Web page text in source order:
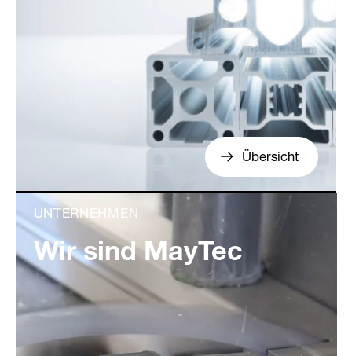
Übersicht
UNTERNEHMEN
Wir sind MayTec